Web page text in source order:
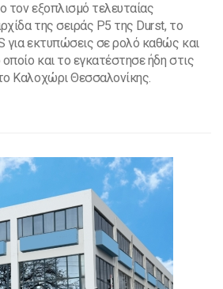
τον εξοπλισμό τελευταίας
της σειράς P5 της Durst, το
για εκτυπώσεις σε ρολό καθώς και
και το εγκατέστησε ήδη στις
Καλοχώρι Θεσσαλονίκης.